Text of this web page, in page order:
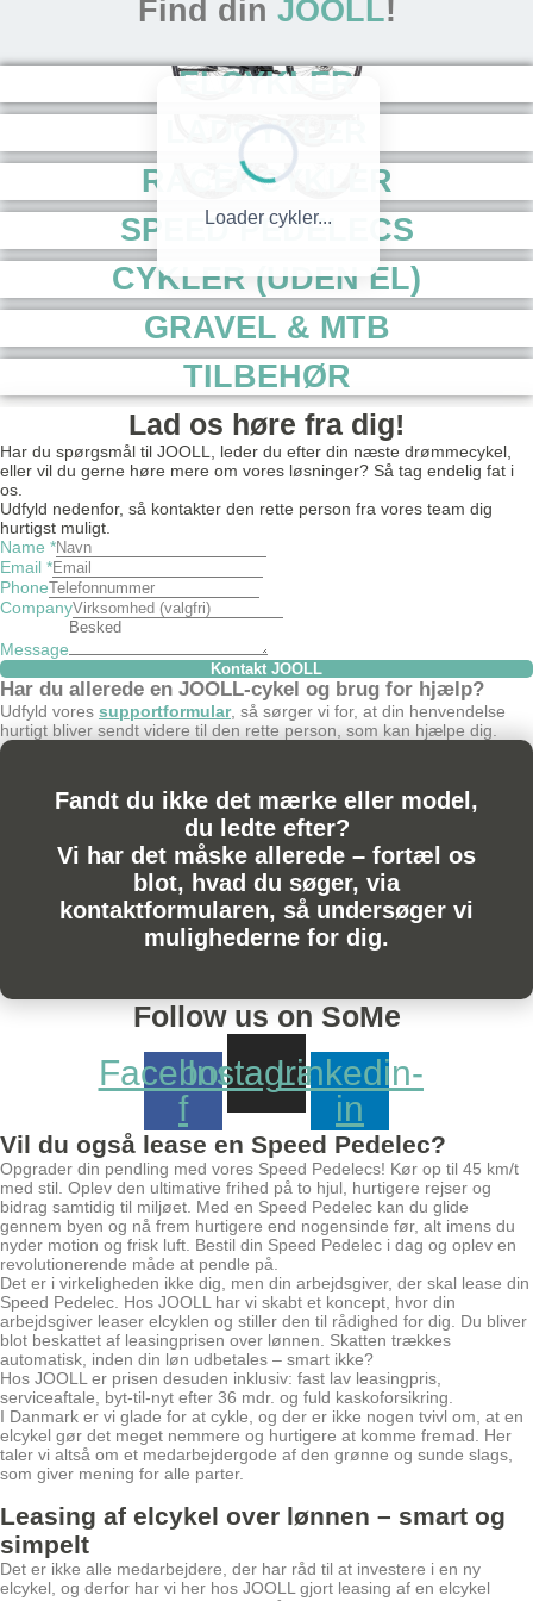
Loader cykler...
Find din JOOLL!
ELCYKLER
CYKLER
RACERCYKLER
SPEED PEDELECS
CYKLER (UDEN EL)
GRAVEL & MTB
TILBEHØR
Lad os høre fra dig!
Har du spørgsmål til JOOLL, leder du efter din næste drømmecykel,
eller vil du gerne høre mere om vores løsninger? Så tag endelig fat i
os.
Udfyld nedenfor, så kontakter den rette person fra vores team dig
hurtigst muligt.
Name *
Email *
Phone
Company
Message
Kontakt JOOLL
Har du allerede en JOOLL-cykel og brug for hjælp?
Udfyld vores supportformular, så sørger vi for, at din henvendelse
hurtigt bliver sendt videre til den rette person, som kan hjælpe dig.
Fandt du ikke det mærke eller model,
du ledte efter?
Vi har det måske allerede – fortæl os
blot, hvad du søger, via
kontaktformularen, så undersøger vi
mulighederne for dig.
Follow us on SoMe
Facebook-
f
InstagramLinkedin-
in
Vil du også lease en Speed Pedelec?
Opgrader din pendling med vores Speed Pedelecs! Kør op til 45 km/t
med stil. Oplev den ultimative frihed på to hjul, hurtigere rejser og
bidrag samtidig til miljøet. Med en Speed Pedelec kan du glide
gennem byen og nå frem hurtigere end nogensinde før, alt imens du
nyder motion og frisk luft. Bestil din Speed Pedelec i dag og oplev en
revolutionerende måde at pendle på.
Det er i virkeligheden ikke dig, men din arbejdsgiver, der skal lease din
Speed Pedelec. Hos JOOLL har vi skabt et koncept, hvor din
arbejdsgiver leaser elcyklen og stiller den til rådighed for dig. Du bliver
blot beskattet af leasingprisen over lønnen. Skatten trækkes
automatisk, inden din løn udbetales – smart ikke?
Hos JOOLL er prisen desuden inklusiv: fast lav leasingpris,
serviceaftale, byt-til-nyt efter 36 mdr. og fuld kaskoforsikring.
I Danmark er vi glade for at cykle, og der er ikke nogen tvivl om, at en
elcykel gør det meget nemmere og hurtigere at komme fremad. Her
taler vi altså om et medarbejdergode af den grønne og sunde slags,
som giver mening for alle parter.
Leasing af elcykel over lønnen – smart og
simpelt
Det er ikke alle medarbejdere, der har råd til at investere i en ny
elcykel, og derfor har vi her hos JOOLL gjort leasing af en elcykel